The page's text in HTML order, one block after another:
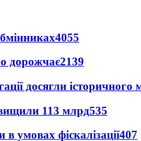
4055
дорожчає2139
досягли
113 млрд535
умовах фіскалізації407